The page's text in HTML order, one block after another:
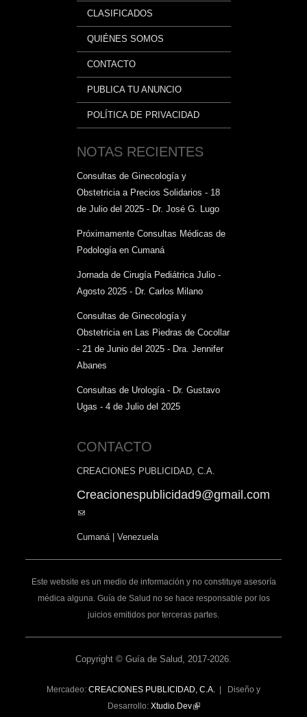
CLASIFICADOS
QUIÉNES SOMOS
CONTACTO
PUBLICA TU ANUNCIO
POLÍTICA DE PRIVACIDAD
NOTAS RECIENTES
Consultas de Ginecología y
Obstetricia a Precios Solidarios - 18
de Julio del 2025 - Dr. José G. Lugo
Próximamente Consultas Médicas de
Podología en Cumaná
Jornada de Cirugía Pediátrica Julio -
Agosto 2025 - Dr. Carlos Milano
Consultas de Ginecología y
Obstetricia en Las Piedras de Cocollar
- 21 de Junio del 2025 - Dra. Jennifer
Abanes
Consultas de Urología - Dr. Gustavo
Ugas - 4 de Julio del 2025
CONTACTO
CREACIONES PUBLICIDAD, C.A.
Creacionespublicidad9@gmail.com
(link
mail)
Cumaná | Venezuela
Este website es un medio de información y no constituye asesoría
médica alguna. Guía de Salud no se hace responsable por los
juicios emitidos por terceras partes.
Copyright © Guía de Salud, 2017-2026.
Mercadeo: CREACIONES PUBLICIDAD, C.A. | Diseño y
Desarrollo: Xtudio.Dev(link